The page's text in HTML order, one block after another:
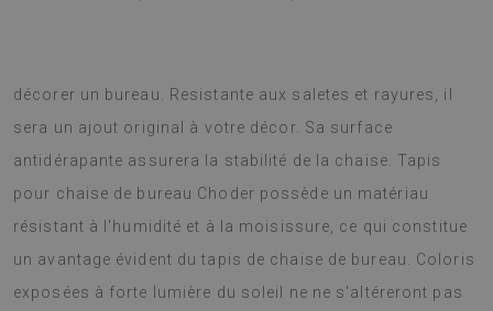
décorer un bureau. Resistante aux saletes et rayures, il
sera un ajout original à votre décor. Sa surface
antidérapante assurera la stabilité de la chaise. Tapis
pour chaise de bureau Choder possède un matériau
résistant à l'humidité et à la moisissure, ce qui constitue
un avantage évident du tapis de chaise de bureau. Coloris
exposées à forte lumière du soleil ne ne s'altéreront pas